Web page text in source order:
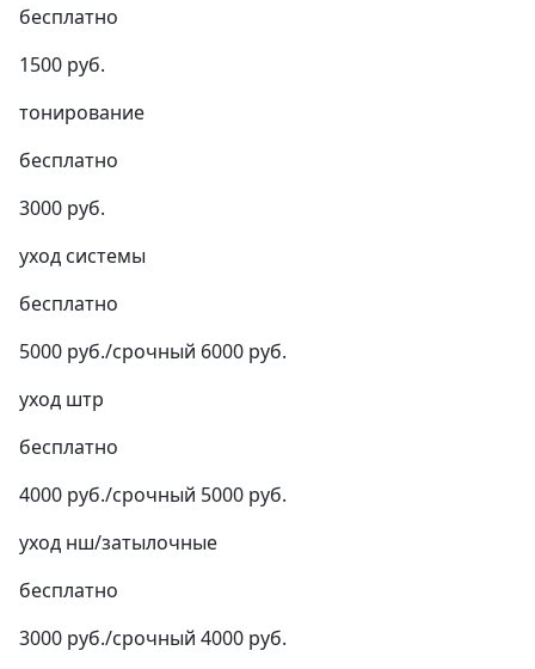
бесплатно
1500 руб.
тонирование
бесплатно
3000 руб.
уход системы
бесплатно
5000 руб./срочный 6000 руб.
уход штр
бесплатно
4000 руб./срочный 5000 руб.
уход нш/затылочные
бесплатно
3000 руб./срочный 4000 руб.